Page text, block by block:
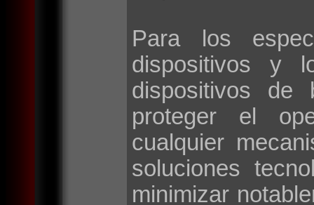
Para los
dispositivos y
dispositivos de
proteger el
cualquier
soluciones
minimizar